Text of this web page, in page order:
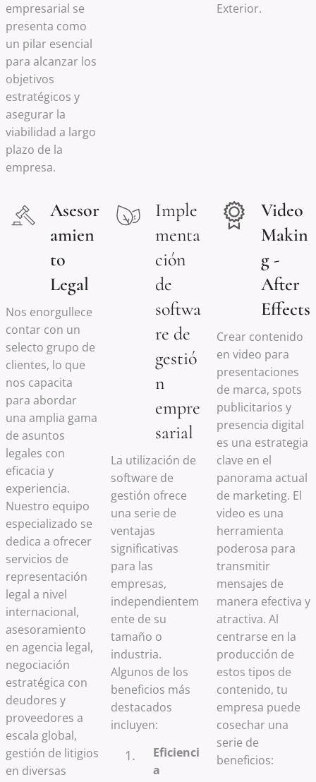
empresarial se
presenta como
un pilar esencial
para alcanzar los
objetivos
estratégicos y
asegurar la
viabilidad a largo
plazo de la
empresa.
Exterior.
Asesor
amien
to
Legal
Nos enorgullece
contar con un
selecto grupo de
clientes, lo que
nos capacita
para abordar
una amplia gama
de asuntos
legales con
eficacia y
experiencia.
Nuestro equipo
especializado se
dedica a ofrecer
servicios de
representación
legal a nivel
internacional,
asesoramiento
en agencia legal,
negociación
estratégica con
deudores y
proveedores a
escala global,
gestión de litigios
en diversas
Imple
menta
ción
de
softwa
re de
gestió
n
empre
sarial
La utilización de
software de
gestión ofrece
una serie de
ventajas
significativas
para las
empresas,
independientem
ente de su
tamaño o
industria.
Algunos de los
beneficios más
destacados
incluyen:
Eficienci
a
Video
Makin
g -
After
Effects
Crear contenido
en video para
presentaciones
de marca, spots
publicitarios y
presencia digital
es una estrategia
clave en el
panorama actual
de marketing. El
video es una
herramienta
poderosa para
transmitir
mensajes de
manera efectiva y
atractiva. Al
centrarse en la
producción de
estos tipos de
contenido, tu
empresa puede
cosechar una
serie de
beneficios: